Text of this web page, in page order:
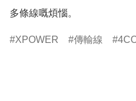
多條線嘅煩惱。
XPOWER 傳輸線